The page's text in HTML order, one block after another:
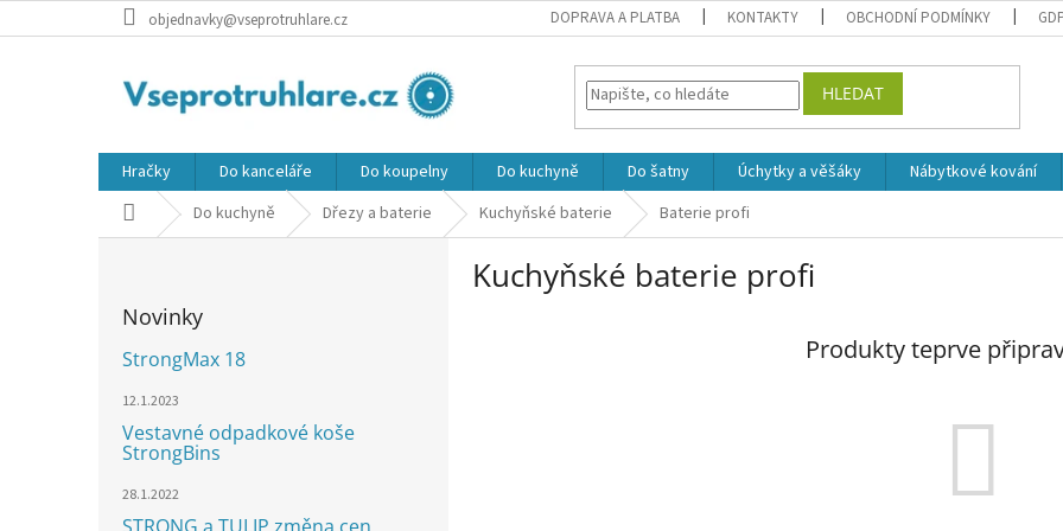
na
objednavky@vseprotruhlare.cz DOPRAVA A PLATBA KONTAKTY OBCHODNÍ PODMÍNKY
HLEDAT
Hračky Do kanceláře Do koupelny Do kuchyně Do šatny Úchytky a věšáky Nábytkové kování
Domů Do kuchyně Dřezy a baterie Kuchyňské baterie Baterie profi
Novinky
StrongMax 18
12.1.2023
Vestavné odpadkové koše
StrongBins
28.1.2022
Kuchyňské baterie profi
Produkty teprve